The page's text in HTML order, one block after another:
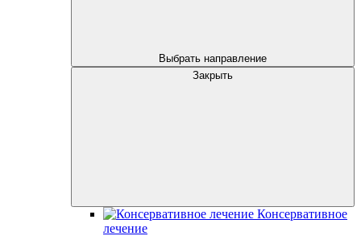
Выбрать направление
Закрыть
Консервативное
лечение